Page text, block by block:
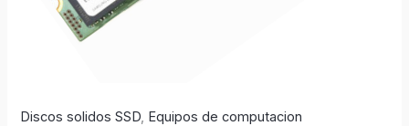
Discos solidos SSD Equipos de computacion